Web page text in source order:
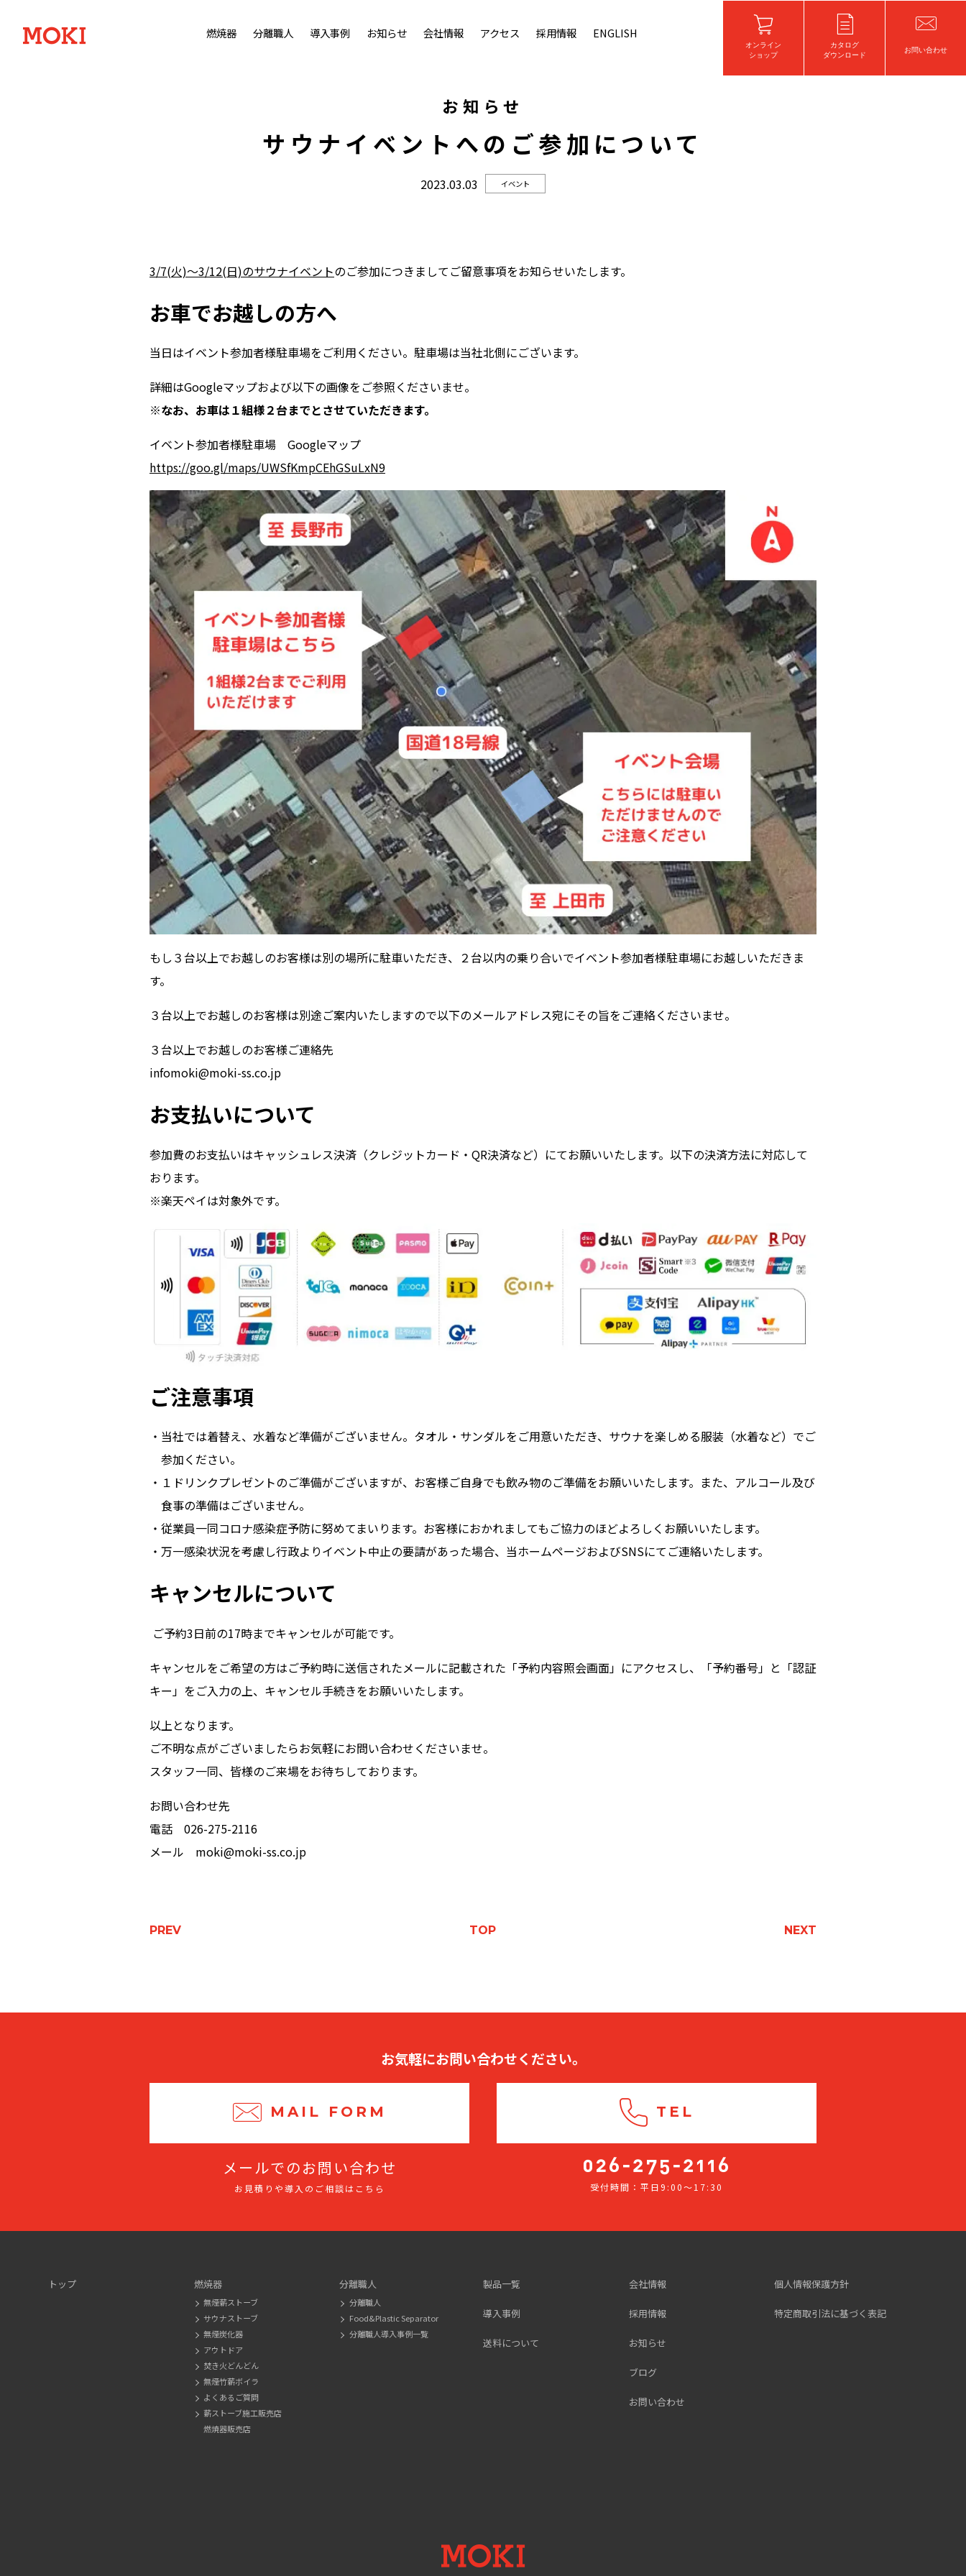
燃焼器 分離職人 導入事例 お知らせ 会社情報 アクセス 採用情報 ENGLISH
オンライン
ショップ
カタログ
ダウンロード
お問い合わせ
お知らせ
サウナイベントへのご参加について
2023.03.03 イベント
3/7(火)～3/12(日)のサウナイベントのご参加につきましてご留意事項をお知らせいたします。
お車でお越しの方へ
当日はイベント参加者様駐車場をご利用ください。駐車場は当社北側にございます。
詳細はGoogleマップおよび以下の画像をご参照くださいませ。
※なお、お車は１組様２台までとさせていただきます。
イベント参加者様駐車場 Googleマップ
https://goo.gl/maps/UWSfKmpCEhGSuLxN9
もし３台以上でお越しのお客様は別の場所に駐車いただき、２台以内の乗り合いでイベント参加者様駐車場にお越しいただきま
す。
３台以上でお越しのお客様は別途ご案内いたしますので以下のメールアドレス宛にその旨をご連絡くださいませ。
３台以上でお越しのお客様ご連絡先
infomoki@moki-ss.co.jp
お支払いについて
参加費のお支払いはキャッシュレス決済（クレジットカード・QR決済など）にてお願いいたします。以下の決済方法に対応して
おります。
※楽天ペイは対象外です。
ご注意事項
当社では着替え、水着など準備がございません。タオル・サンダルをご用意いただき、サウナを楽しめる服装（水着など）でご
参加ください。
１ドリンクプレゼントのご準備がございますが、お客様ご自身でも飲み物のご準備をお願いいたします。また、アルコール及び
食事の準備はございません。
従業員一同コロナ感染症予防に努めてまいります。お客様におかれましてもご協力のほどよろしくお願いいたします。
万一感染状況を考慮し行政よりイベント中止の要請があった場合、当ホームページおよびSNSにてご連絡いたします。
キャンセルについて
ご予約3日前の17時までキャンセルが可能です。
キャンセルをご希望の方はご予約時に送信されたメールに記載された「予約内容照会画面」にアクセスし、「予約番号」と「認証
キー」をご入力の上、キャンセル手続きをお願いいたします。
以上となります。
ご不明な点がございましたらお気軽にお問い合わせくださいませ。
スタッフ一同、皆様のご来場をお待ちしております。
お問い合わせ先
電話 026-275-2116
メール moki@moki-ss.co.jp
PREV TOP NEXT
お気軽にお問い合わせください。
MAIL FORM
メールでのお問い合わせ
お見積りや導入のご相談はこちら
TEL
受付時間：平日9:00～17:30
トップ 燃焼器
無煙薪ストーブ
サウナストーブ
無煙炭化器
アウトドア
焚き火どんどん
無煙竹薪ボイラ
よくあるご質問
薪ストーブ施工販売店
燃焼器販売店
分離職人
分離職人
Food&Plastic Separator
分離職人導入事例一覧
製品一覧
導入事例
送料について
会社情報
採用情報
お知らせ
ブログ
お問い合わせ
個人情報保護方針
特定商取引法に基づく表記